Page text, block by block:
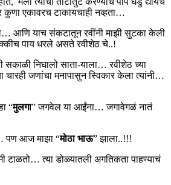
कुणा एकावरच टाकायचाही नव्हता…
आणि याच संकटातून रवींनी माझी सुटका केली
पाय धरले असते रवीशेठ चे..!
सकाळी निघालो साता-याला… रवीशेठ च्या
जणांचा मनापासुन स्विकार केला त्यांनी…
“मुलगा” जगवेल या आईंना… जगावेगळं नातं
पण आज माझा “मोठा भाऊ” झाला..!!!
टाळतो… त्या डोळ्यातली अगतिकता पाहण्याचं